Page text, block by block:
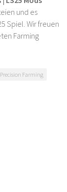
und es
Spiel. Wir freuen
Farming
Precision Farming